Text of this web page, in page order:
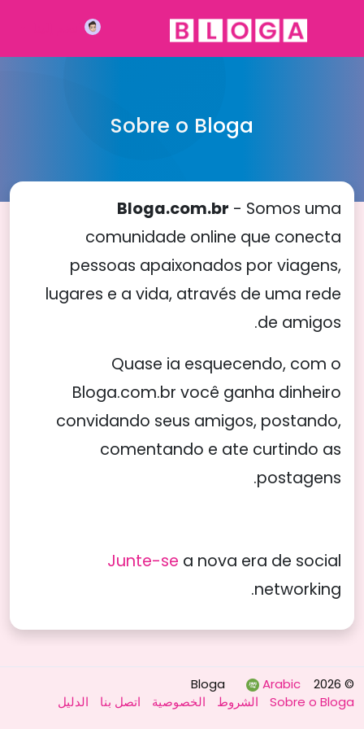
Sobre o Bloga
Bloga.com.br - Somos uma
comunidade online que conecta
pessoas apaixonados por viagens,
lugares e a vida, através de uma rede
de amigos.
Quase ia esquecendo, com o
Bloga.com.br você ganha dinheiro
convidando seus amigos, postando,
comentando e ate curtindo as
postagens.
Junte-se a nova era de social
networking.
© 2026 Bloga
Arabic
Sobre o Bloga
الشروط الخصوصية اتصل بنا الدليل